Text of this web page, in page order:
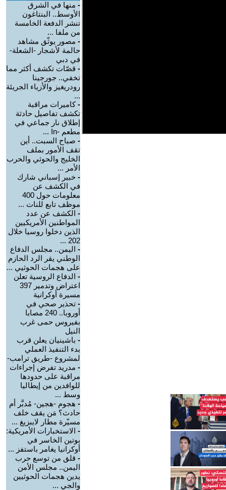
- منها في الشرق
الأوسط.. البنتاغون
تنشر الدفعة الخامسة
من ملفا ...
- مصور يوثّق مشاهد
حالمة لأشجار -الشعلة-
في دبي
- قصّات تكشف أكثر مما
تخفي.. جورجينا
رودريغيز والأزياء الجريئة
...
-كاميرات مراقبة
تكشف تفاصيل حادثة
إطلاق نار جماعي في
مطعم -In ...
- صباح السبت.. أين
تقف الأمور بملف
الخليج والحوثي والحرب
الأمر ...
- خبير إسباني شارك
في الكشف عن
معلومات حول 400
موظف تابع للنات ...
- الكشف عن عدد
المواطنين الأمريكيين
الذين دخلوا روسيا خلال
202 ...
- اليمن.. مجلس الدفاع
الوطني يقر الرد الحازم
على هجمات الحوثيي ...
- الدفاع الروسية تعلن
اعتراض وتدمير 397
مسيرة أوكرانية
- تحذير صحي في
أوروبا.. 240 مصابا
بفيروس حمى غرب
النيل
- باشينيان يعلن قرب
بدء التنفيذ العملي
لمشروع -طريق ترامب-
- مدريد تفرض إجراءات
مراقبة على حدودها
للوافدين من إيطاليا
وسط ...
- هجوم -هجين- مُدبَّر أم
حادث؟ مَن يقف خلف
مسيّرة مطار لايبزيغ ...
- الاستخبارات الأمريكية:
بوتين الخاسر في
أوكرانيا يغامر باستفز ...
- قلق من توسع حرب
اليمن.. مجلس الأمن
يدين هجمات الحوثيين
والجي ...